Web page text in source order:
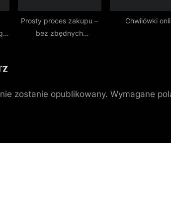
Prosty proces zakupu –
bez zbędnych
Chwilówki
zostanie opublikowany. Wymagane